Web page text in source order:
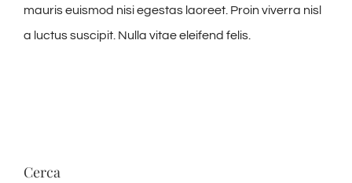
mauris euismod nisi egestas laoreet. Proin viverra nisl
a luctus suscipit. Nulla vitae eleifend felis.
Cerca